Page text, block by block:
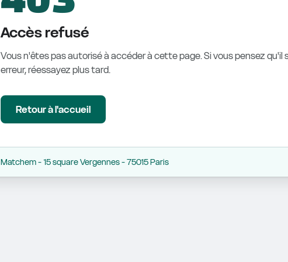
Accès refusé
Vous n'êtes pas autorisé à accéder à cette page. Si vous pensez qu'il
erreur, réessayez plus tard.
Retour à l'accueil
Matchem - 15 square Vergennes - 75015 Paris